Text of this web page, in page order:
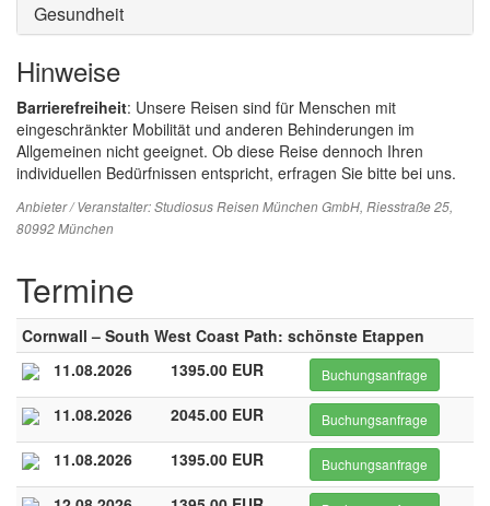
Gesundheit
Hinweise
Barrierefreiheit: Unsere Reisen sind für Menschen mit
eingeschränkter Mobilität und anderen Behinderungen im
Allgemeinen nicht geeignet. Ob diese Reise dennoch Ihren
individuellen Bedürfnissen entspricht, erfragen Sie bitte bei uns.
Anbieter / Veranstalter:Studiosus Reisen München GmbH, Riesstraße 25,
80992 München
Termine
Cornwall – South West Coast Path: schönste Etappen
11.08.2026
1395.00 EUR Buchungsanfrage
11.08.2026 2045.00 EUR Buchungsanfrage
11.08.2026 1395.00 EUR Buchungsanfrage